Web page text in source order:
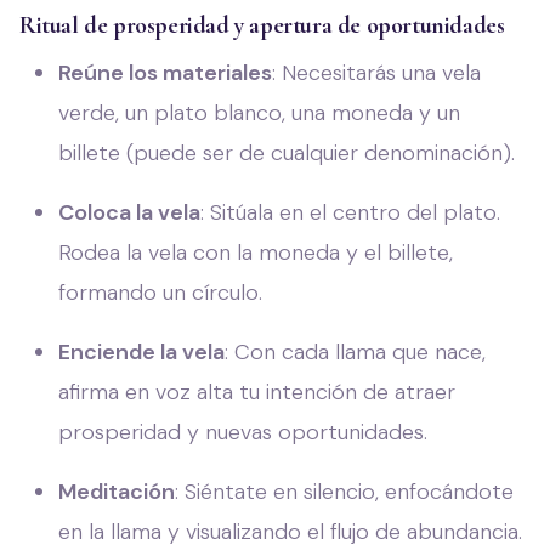
Ritual de prosperidad y apertura de oportunidades
Reúne los materiales: Necesitarás una vela
verde, un plato blanco, una moneda y un
billete (puede ser de cualquier denominación).
Coloca la vela: Sitúala en el centro del plato.
Rodea la vela con la moneda y el billete,
formando un círculo.
Enciende la vela: Con cada llama que nace,
afirma en voz alta tu intención de atraer
prosperidad y nuevas oportunidades.
Meditación: Siéntate en silencio, enfocándote
en la llama y visualizando el flujo de abundancia.